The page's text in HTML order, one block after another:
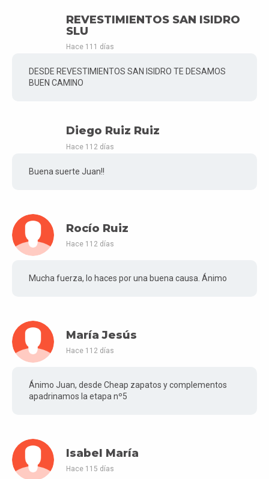
REVESTIMIENTOS SAN ISIDRO
SLU
Hace 111 días
DESDE REVESTIMIENTOS SAN ISIDRO TE DESAMOS
BUEN CAMINO
Diego Ruiz Ruiz
Hace 112 días
Buena suerte Juan!!
Rocío Ruiz
Hace 112 días
Mucha fuerza, lo haces por una buena causa. Ánimo
María Jesús
Hace 112 días
Ánimo Juan, desde Cheap zapatos y complementos
apadrinamos la etapa nº5
Isabel María
Hace 115 días